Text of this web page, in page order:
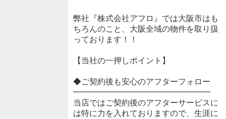
弊社『株式会社アフロ』では大阪市はも
ちろんのこと、大阪全域の物件を取り扱
っております！！
【当社の一押しポイント】
◆ご契約後も安心のアフターフォロー
━━━━━━━━━━━━━━━━━
当店ではご契約後のアフターサービスに
は特に力を入れておりますので、生涯に